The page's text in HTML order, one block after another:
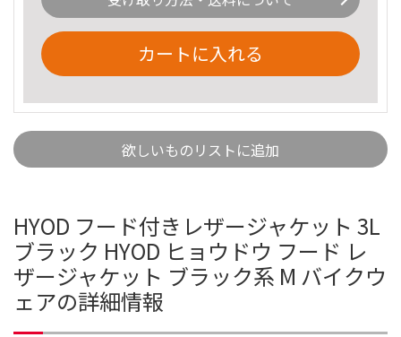
カートに入れる
欲しいものリストに追加
HYOD フード付きレザージャケット 3L
ブラック HYOD ヒョウドウ フード レ
ザージャケット ブラック系 M バイクウ
ェアの詳細情報